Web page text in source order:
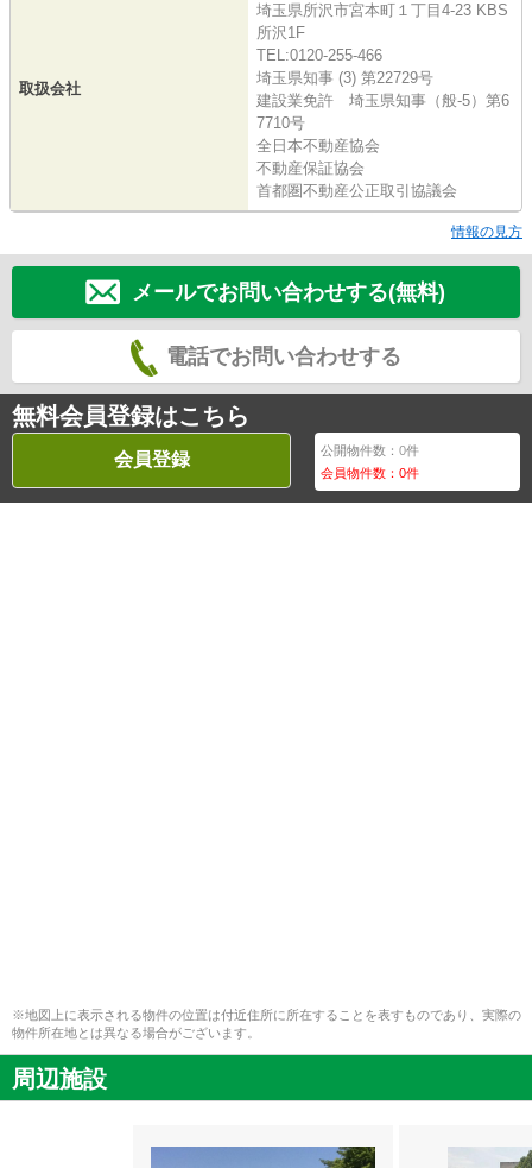
取扱会社
埼玉県所沢市宮本町１丁目4-23 KBS
所沢1F
TEL:0120-255-466
埼玉県知事 (3) 第22729号
建設業免許 埼玉県知事（般-5）第6
7710号
全日本不動産協会
不動産保証協会
首都圏不動産公正取引協議会
情報の見方
メールでお問い合わせする(無料)
電話でお問い合わせする
無料会員登録はこちら
会員登録 公開物件数：0件
会員物件数：0件
※地図上に表示される物件の位置は付近住所に所在することを表すものであり、実際の
物件所在地とは異なる場合がございます。
周辺施設